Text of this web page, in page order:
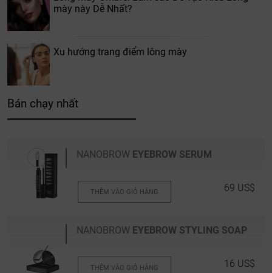
mày này Dễ Nhất?
Xu hướng trang điểm lông mày
Bán chạy nhất
NANOBROW EYEBROW SERUM
THÊM VÀO GIỎ HÀNG 69 US$
NANOBROW EYEBROW STYLING SOAP
THÊM VÀO GIỎ HÀNG 16 US$